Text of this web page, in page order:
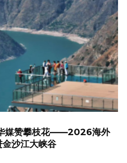
媒赞攀枝花——2026海外
沙江大峡谷